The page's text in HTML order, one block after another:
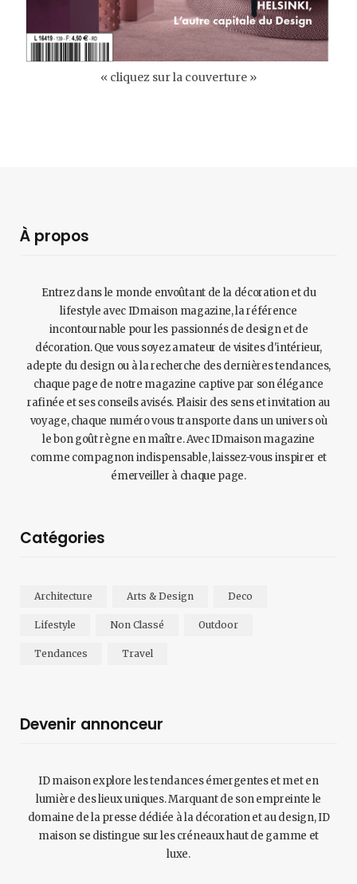
« cliquez sur la couverture »
À propos
Entrez dans le monde envoûtant de la décoration et du
lifestyle avec IDmaison magazine, la référence
incontournable pour les passionnés de design et de
décoration. Que vous soyez amateur de visites d'intérieur,
adepte du design ou à la recherche des dernières tendances,
chaque page de notre magazine captive par son élégance
rafinée et ses conseils avisés. Plaisir des sens et invitation au
voyage, chaque numéro vous transporte dans un univers où
le bon goût règne en maître. Avec IDmaison magazine
comme compagnon indispensable, laissez-vous inspirer et
émerveiller à chaque page.
Catégories
Architecture Arts & Design Deco
Lifestyle Non Classé Outdoor
Tendances Travel
Devenir annonceur
ID maison explore les tendances émergentes et met en
lumière des lieux uniques. Marquant de son empreinte le
domaine de la presse dédiée à la décoration et au design, ID
maison se distingue sur les créneaux haut de gamme et
luxe.